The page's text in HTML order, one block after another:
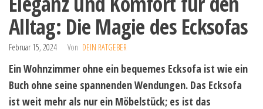
Alltag: Die Magie des Ecksofas
Februar 15, 2024 Von DEIN RATGEBER
Ein Wohnzimmer ohne ein bequemes Ecksofa ist wie ein
Buch ohne seine spannenden Wendungen. Das Ecksofa
ist weit mehr als nur ein Möbelstück; es ist das